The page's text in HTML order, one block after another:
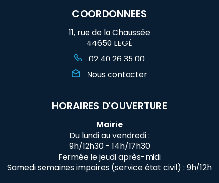
COORDONNEES
11, rue de la Chaussée
44650 LEGÉ
02 40 26 35 00
Nous contacter
HORAIRES D'OUVERTURE
Mairie
Du lundi au vendredi :
9h/12h30 - 14h/17h30
Fermée le jeudi après-midi
Samedi semaines impaires (service état civil) : 9h/12h